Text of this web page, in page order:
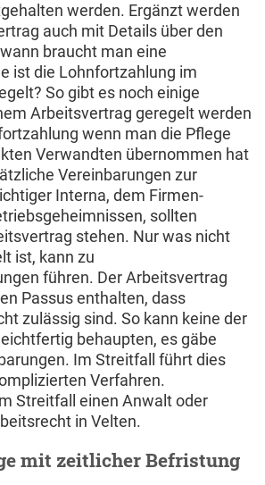
werden. Ergänzt werden
auch mit Details über den
braucht man eine
ist die Lohnfortzahlung im
So gibt es noch einige
Arbeitsvertrag geregelt werden
wenn man die Pflege
Verwandten übernommen hat
Vereinbarungen zur
Interna, dem Firmen-
sollten
stehen. Nur was nicht
ist, kann zu
führen. Der Arbeitsvertrag
Passus enthalten, dass
zulässig sind. So kann keine der
behaupten, es gäbe
Im Streitfall führt dies
Verfahren.
Streitfall einen Anwalt oder
in Velten.
mit zeitlicher Befristung